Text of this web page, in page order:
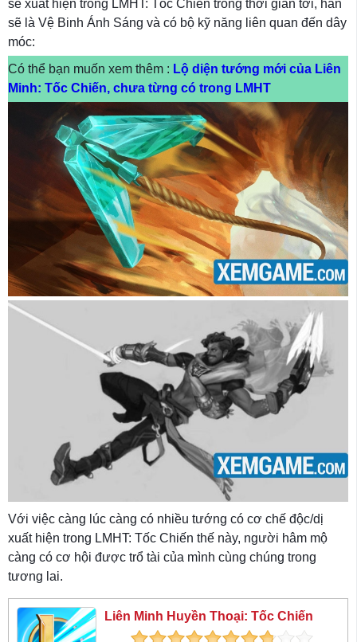
sẽ xuất hiện trong LMHT: Tốc Chiến trong thời gian tới, hắn
sẽ là Vệ Binh Ánh Sáng và có bộ kỹ năng liên quan đến dây
móc:
Có thể bạn muốn xem thêm : Lộ diện tướng mới của Liên
Minh: Tốc Chiến, chưa từng có trong LMHT
Với việc càng lúc càng có nhiều tướng có cơ chế độc/dị
xuất hiện trong LMHT: Tốc Chiến thế này, người hâm mộ
càng có cơ hội được trổ tài của mình cùng chúng trong
tương lai.
Liên Minh Huyền Thoại: Tốc Chiến